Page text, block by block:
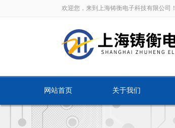
欢迎您，来到上海铸衡电子科技有限公司！
网站首页 关于我们